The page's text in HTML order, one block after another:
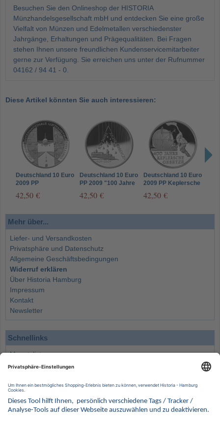
Besuchen Sie den Onlineshop der HISTORIA
Münzhandelsgesellschaft mbH und entdecken Sie eine große
Vielfalt von Münzen und Edelmetallen verschiedenster
Jahrgänge, Erhaltungen und Prägequalitäten. Bei Fragen
stehen Ihnen unsere freundlichen Kundenservicemitarbeiter
gerne zur Verfügung. Sie erreichen uns unter der Rufnummer
04162 / 94 41 - 0.
Diese Artikel könnten Sie auch interessieren:
Deutschland 10 Euro
2009 PP
42,50 €
Deutschland 10 Euro
PP 2009 "100 Jahre
42,50 €
Deutschland 10 Euro
2009 PP Keplersche
42,50 €
Mehr über...
Liefer- und Versandkosten
Privatsphäre und Datenschutz
Allgemeine Geschäftsbedingungen
Widerruf erklären
Über Historia Hamburg
Impressum
Kontakt
Newsletter
Schnellinks
Monatsliste
Angebote
Wissenswertes
Kontakt